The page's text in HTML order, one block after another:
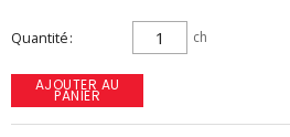
Quantité ch
AJOUTER AU
PANIER